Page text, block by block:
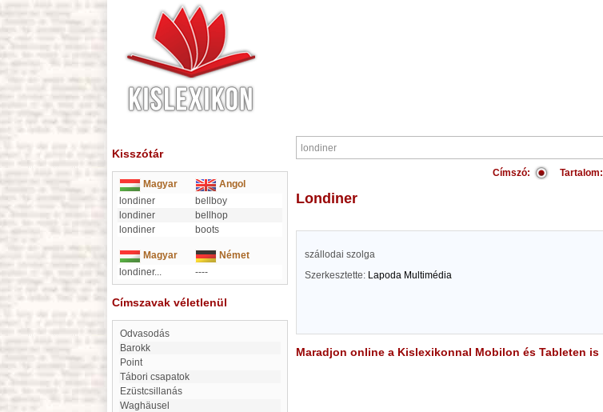
Kisszótár
Magyar
Angol
londiner
bellboy
londiner
bellhop
londiner
boots
Magyar
Német
londiner...
----
Címszavak véletlenül
Odvasodás
barokk
point
Tábori csapatok
Ezüstcsillanás
Waghäusel
Címszó: Tartalom:
londiner
szállodai szolga
Szerkesztette: Lapoda Multimédia
Maradjon online a Kislexikonnal Mobilon és Tableten is